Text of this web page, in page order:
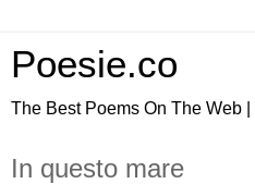
Poesie.co
The Best Poems On The Web |
In questo mare